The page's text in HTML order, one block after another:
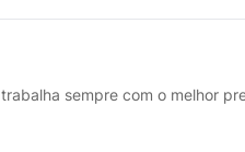
sempre com o melhor